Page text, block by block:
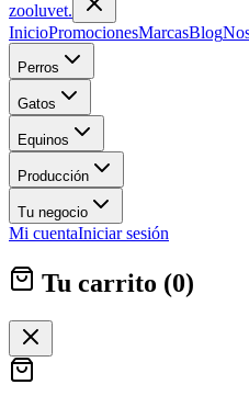
zooluvet.
InicioPromocionesMarcasBlog
Perros
Gatos
Equinos
Producción
Tu negocio
Mi cuentaIniciar sesión
Tu carrito (0)